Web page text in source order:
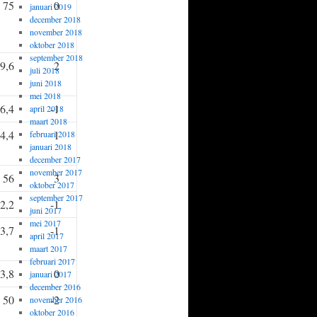
75 0
2
-1
1
56
3
-1
-1
0
50 -2
januari 2019
december 2018
november 2018
oktober 2018
september 2018
juli 2018
juni 2018
mei 2018
april 2018
maart 2018
februari 2018
januari 2018
december 2017
november 2017
oktober 2017
september 2017
juni 2017
mei 2017
april 2017
maart 2017
februari 2017
januari 2017
december 2016
november 2016
oktober 2016